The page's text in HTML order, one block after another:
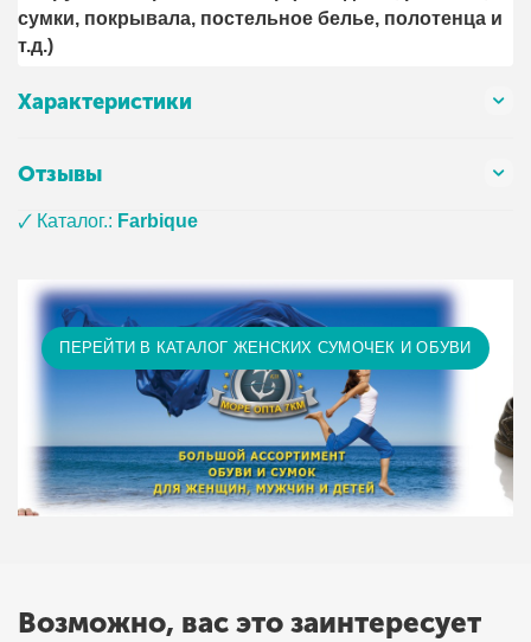
сумки, покрывала, постельное белье, полотенца и
т.д.)
Характеристики
Отзывы
🗸 Каталог.: Farbique
ПЕРЕЙТИ В КАТАЛОГ ЖЕНСКИХ СУМОЧЕК И ОБУВИ
Возможно, вас это заинтересует